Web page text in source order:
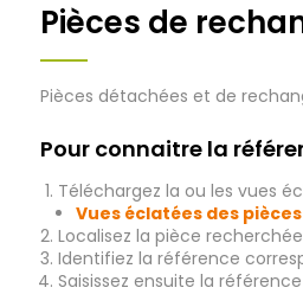
Pièces de
Pièces détachées et de
Pour connaitre la
Téléchargez la ou les vues
Vues éclatées des
Localisez la pièce
Identifiez la référence
Saisissez ensuite la